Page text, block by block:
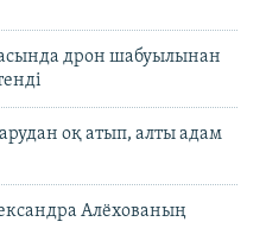
дрон шабуылынан
оқ атып, алты адам
Алёхованың